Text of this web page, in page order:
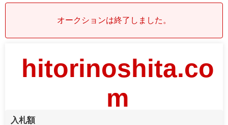
オークションは終了しました。
hitorinoshita.co
m
入札額